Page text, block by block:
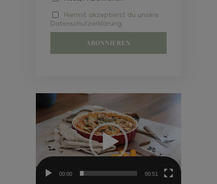
Hiermit akzeptierst du unsere
Datenschutzerklärung.
Video-
00:00 00:51